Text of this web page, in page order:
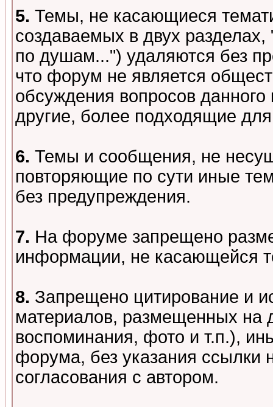
5. Темы, не касающиеся
создаваемых в двух
по душам...") удаляются без
что форум не является
обсуждения вопросов данного
другие, более подходящие для
6. Темы и сообщения, не
повторяющие по сути иные
без предупреждения.
7. На форуме запрещено
информации, не касающейся
8. Запрещено цитирование и
материалов, размещенных на
воспоминания, фото и т.п.),
форума, без указания ссылки
согласования с автором.